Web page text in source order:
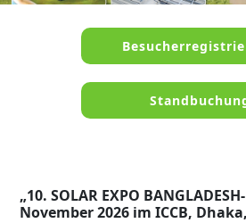
„10. SOLAR EXPO
November 2026 im ICCB,